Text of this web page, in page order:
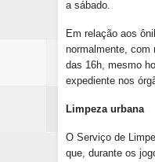
a sábado.
Em relação aos
normalmente, com
das 16h, mesmo
expediente nos
Limpeza urbana
O Serviço de
que, durante os